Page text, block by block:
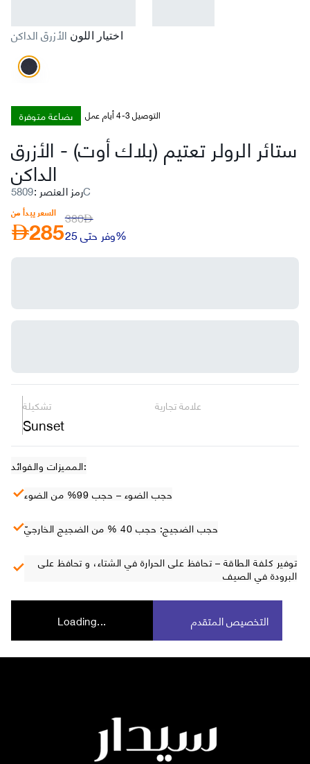
اختيار اللون الأزرق الداكن
بضاعة متوفرة التوصيل 3-4 أيام عمل
ستائر الرولر تعتيم (بلاك أوت)- الأزرق
الداكن
رمز العنصر : 5809C
السعر يبدأ من
AED285 AED
380
وفر حتى 25%
تشكيلة
Sunset
علامة تجارية
المميزات والفوائد:
حجب الضوء – حجب 99% من الضوء
حجب الضجيج: حجب 40 % من الضجيج الخارجيّ
توفير كلفة الطاقة – تحافظ على الحرارة في الشتاء، و تحافظ على
البرودة في الصيف
Loading... التخصيص المتقدم